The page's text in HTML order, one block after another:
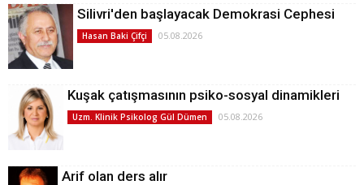
Silivri'den başlayacak Demokrasi Cephesi
Hasan Baki Çifçi 05.08.2026
Kuşak çatışmasının psiko-sosyal dinamikleri
Uzm. Klinik Psikolog Gül Dümen 05.08.2026
Arif olan ders alır